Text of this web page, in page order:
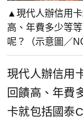
▲現代人辦信用
高、年費多少等
呢？（示意圖／
現代人辦信用
回饋高、年費
卡就包括國泰